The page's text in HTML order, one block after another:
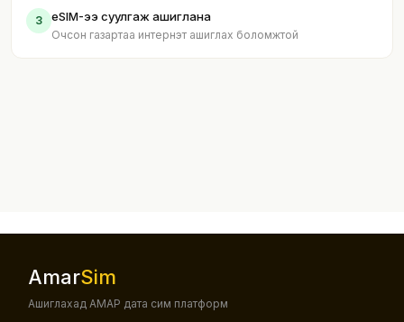
3 eSIM-ээ суулгаж ашиглана
Очсон газартаа интернэт ашиглах боломжтой
AmarSim
Ашиглахад АМАР дата сим платформ